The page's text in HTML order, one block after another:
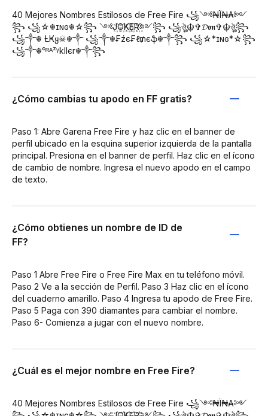
40 Mejores Nombres Estilosos de Free Fire ꧁༺₦Ї₦₳༻
꧂ ꧁☆☬ɪɴɢ☬☆꧂ ༺J꙰O꙰K꙰E꙰R꙰༻꧂ ꧁ঔৣ☬✞𝓓𝖔𝖓✞☬ঔৣ꧂
꧁༒☬ Ƚ︎Ҝყ☠︎☬༒ ꧁༒☬₣źє₣ℓ₥єֆ☬༒꧂ ꧁☆*ɪɴɢ*☆꧂
꧁༒☬ᶜᴿᴬᶻᵞkllєr☬༒꧂
¿Cómo cambias tu apodo en FF gratis?
Paso 1: Abre Garena Free Fire y haz clic en el banner de
perfil ubicado en la esquina superior izquierda de la pantalla
principal. Presiona en el banner de perfil. Haz clic en el ícono
de cambio de nombre. Ingresa el nuevo apodo en el campo
de texto.
¿Cómo obtienes un nombre de ID de
FF?
Paso 1 Abre Free Fire o Free Fire Max en tu teléfono móvil.
Paso 2 Ve a la sección de Perfil. Paso 3 Haz clic en el ícono
del cuaderno amarillo. Paso 4 Ingresa tu apodo de Free Fire.
Paso 5 Paga con 390 diamantes para cambiar el nombre.
Paso 6- Comienza a jugar con el nuevo nombre.
¿Cuál es el mejor nombre en Free Fire?
40 Mejores Nombres Estilosos de Free Fire ꧁༺₦Ї₦₳༻